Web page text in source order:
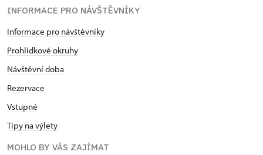
INFORMACE PRO NÁVŠTĚVNÍKY
Informace pro návštěvníky
Prohlídkové okruhy
Návštěvní doba
Rezervace
Vstupné
Tipy na výlety
MOHLO BY VÁS ZAJÍMAT